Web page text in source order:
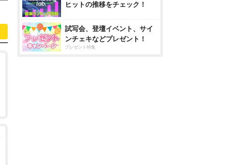
ヒットの推移をチェック！
試写会、登壇イベント、サイ
ンチェキなどプレゼント！
プレゼント特集